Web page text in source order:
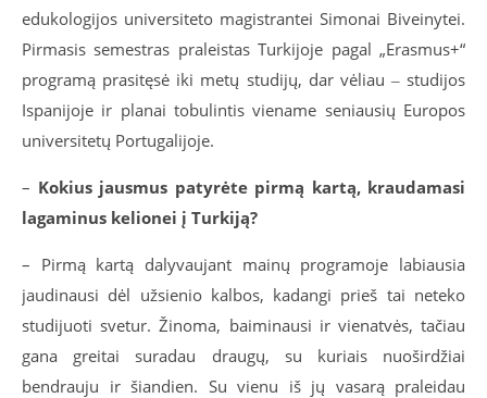
edukologijos universiteto magistrantei Simonai Biveinytei.
Pirmasis semestras praleistas Turkijoje pagal „Erasmus+“
programą prasitęsė iki metų studijų, dar vėliau ‒ studijos
Ispanijoje ir planai tobulintis viename seniausių Europos
universitetų Portugalijoje.
– Kokius jausmus patyrėte pirmą kartą, kraudamasi
lagaminus kelionei į Turkiją?
– Pirmą kartą dalyvaujant mainų programoje labiausia
jaudinausi dėl užsienio kalbos, kadangi prieš tai neteko
studijuoti svetur. Žinoma, baiminausi ir vienatvės, tačiau
gana greitai suradau draugų, su kuriais nuoširdžiai
bendrauju ir šiandien. Su vienu iš jų vasarą praleidau